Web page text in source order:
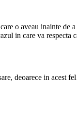
o aveau inainte de
in care va respecta
deoarece in acest